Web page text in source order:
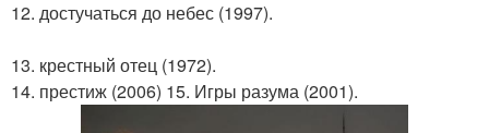
12. достучаться до небес (1997).
13. крестный отец (1972).
14. престиж (2006) 15. Игры разума (2001).